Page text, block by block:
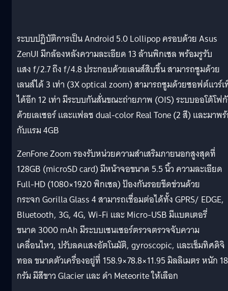
ระบบปฏิบัติการเป็น Android 5.0 Lollipop ครอบด้วย Asus
ZenUI มีกล้องหลังความละเอียด 13 ล้านพิกเซล พร้อมรูรับ
แสง f/2.7 ถึง f/4.8 ประกอบด้วยเลนส์สิบชิ้น สามารถซูมด้วย
เลนส์ได้ 3 เท่า (3X optical zoom) สามารถซูมด้วยซอฟต์แวร์
ได้อีก 12 เท่า มีระบบกันสั่นขณะถ่ายภาพ (OIS) ระบบออโต้โฟ
ด้วยเลเซอร์ และแฟลช dual-color Real Tone (2 สี) และมาพ
กับแรม 4GB
ZenFone Zoom รองรับหน่วยความสำเสริมภายนอกสูงสุดที่
128GB (microSD card) มีหน้าจอขนาด 5.5 นิ้ว ความละเอียด
Full-HD (1080×1920 พิกเซล) ป้องกันรอยขีดข่วนด้วย
กระจก Gorilla Glass 4 สามารถเชื่อมต่อได้ทั้ง GPRS/ EDGE,
Bluetooth, 3G, 4G, Wi-Fi และ Micro-USB มีแบตเตอรี่
ขนาด 3000 mAh มีระบบเซนเซอร์ตรวจตรวจจับความ
เคลื่อนไหว, ปรับลดแสงอัตโนมัติ, gyroscopic, และเข็มทิศดิจิ
ทอล ขนาดตัวเครื่องอยู่ที่ 158.9×78.8×11.95 มิลลิเมตร หนัก
กรัม มีสีขาว Glacier และ ดำ Meteorite ให้เลือก